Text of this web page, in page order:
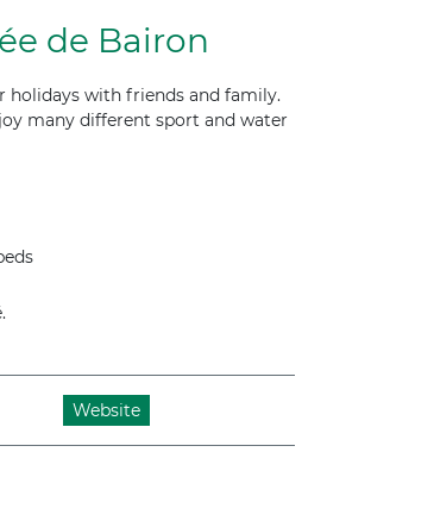
de Bairon
holidays with friends and family.
many different sport and water
Website